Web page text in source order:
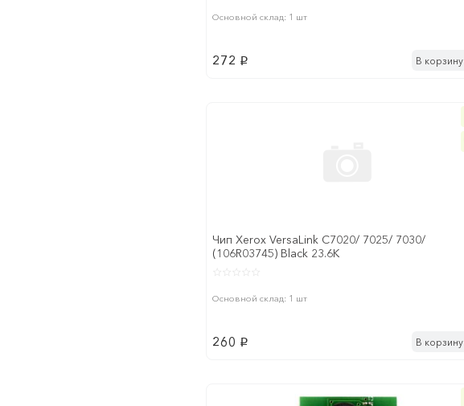
Основной склад: 1 шт
272 p В корзину
Чип Xerox VersaLink C7020/ 7025/ 7030/
(106R03745) Black 23.6K
Основной склад: 1 шт
260 p В корзину